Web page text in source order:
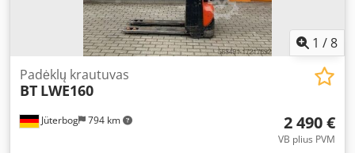
1 /8
Jüterbog 794 km
Padėklų krautuvas
BT LWE160
2 490 €
VB plius PVM